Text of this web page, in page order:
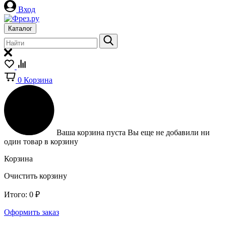
Вход
Каталог
0 Корзина
Ваша корзина пуста Вы еще не добавили ни
один товар в корзину
Корзина
Очистить корзину
Итого: 0 ₽
Оформить заказ